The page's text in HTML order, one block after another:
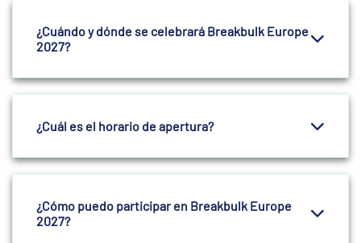
¿Cuándo y dónde se celebrará Breakbulk Europe
2027?
¿Cuál es el horario de apertura?
¿Cómo puedo participar en Breakbulk Europe
2027?